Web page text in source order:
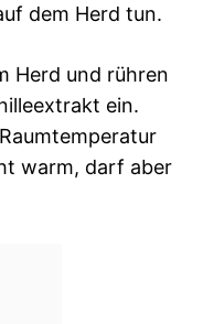
dem Herd tun.
Herd und rühren
ein.
warm, darf aber